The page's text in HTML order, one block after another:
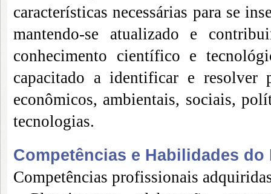
características necessárias para se
mantendo-se atualizado e
conhecimento científico e
capacitado a identificar e resolver
econômicos, ambientais, sociais,
tecnologias.
Competências e Habilidades
Competências profissionais